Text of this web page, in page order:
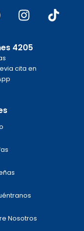
Instagram
Tiktok
4205
cita en
Nosotros